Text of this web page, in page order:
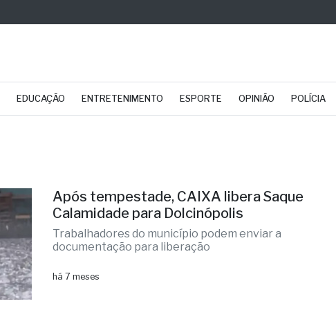
EDUCAÇÃO ENTRETENIMENTO ESPORTE OPINIÃO POLÍCIA
Após tempestade, CAIXA libera Saque
Calamidade para Dolcinópolis
Trabalhadores do município podem enviar a
documentação para liberação
há 7 meses